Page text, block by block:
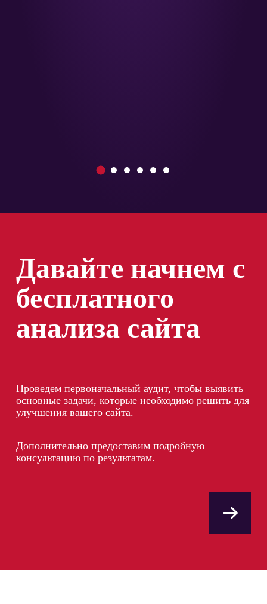
1 2 3 4 5 6
Давайте начнем с
бесплатного
анализа сайта
Проведем первоначальный аудит, чтобы выявить
основные задачи, которые необходимо решить для
улучшения вашего сайта.
Дополнительно предоставим подробную
консультацию по результатам.